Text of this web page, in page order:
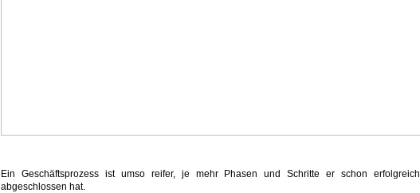
Ein Geschäftsprozess ist umso reifer, je mehr Phasen und Schritte er schon erfolgreich
abgeschlossen hat.